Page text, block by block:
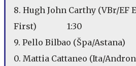
8. Hugh John Carthy (VBr/EF
First) 1:30
9. Pello Bilbao (Špa/
0. Mattia Cattaneo (Ita/